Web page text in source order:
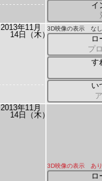
イ
2013年11月
14日（木）
3D映像の表示 なし
ロ
プ
す
い
2013年11月
14日（木）
3D映像の表示 あり
ロ